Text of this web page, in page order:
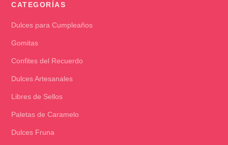
CATEGORÍAS
Dulces para Cumpleaños
Gomitas
Confites del Recuerdo
Dulces Artesanales
Libres de Sellos
Paletas de Caramelo
Dulces Fruna